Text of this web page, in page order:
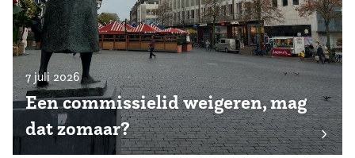
7 juli 2026
Een commissielid weigeren, mag
dat zomaar?